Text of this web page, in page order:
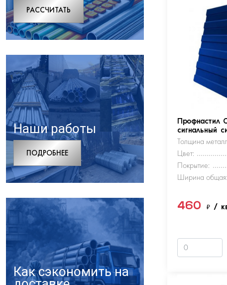
РАCСЧИТАТЬ
Наши работы
ПОДРОБНЕЕ
Как сэкономить на
Профнастил
сигнальный
Толщина
Цвет:
Покрытие:
Ширина общая:
460₽/